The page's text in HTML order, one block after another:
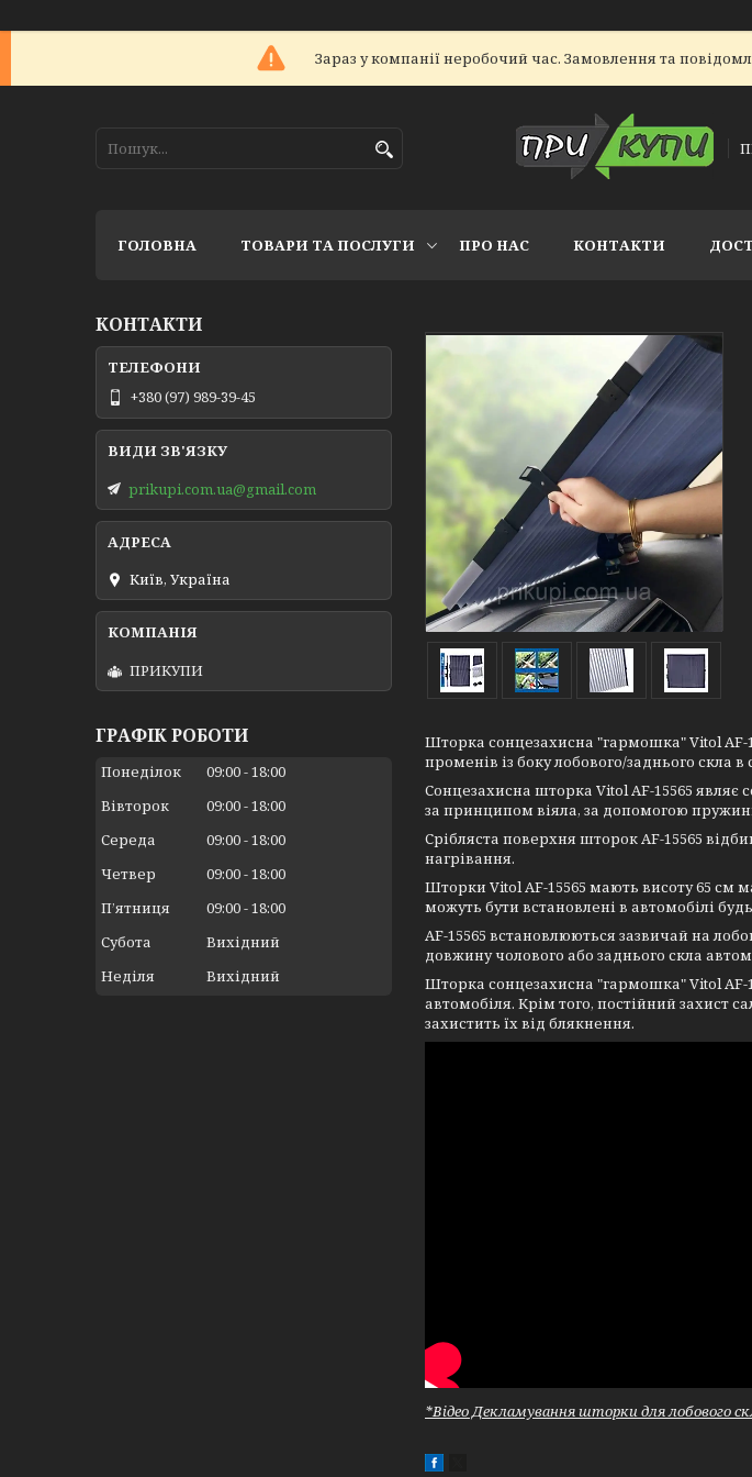
Зараз у компанії неробочий час. Замовлення та
ГОЛОВНА ТОВАРИ ТА ПОСЛУГИ ПРО НАС КОНТАКТИ
Шторка сонцезахисна "гармошка" Vitol AF-
променів із боку лобового/заднього скла
Сонцезахисна шторка Vitol AF-15565 являє
за принципом віяла, за допомогою
Срібляста поверхня шторок AF-15565
нагрівання.
Шторки Vitol AF-15565 мають висоту 65 см
можуть бути встановлені в автомобілі
AF-15565 встановлюються зазвичай на
довжину чолового або заднього скла
Шторка сонцезахисна "гармошка" Vitol AF-
автомобіля. Крім того, постійний захист
захистить їх від блякнення.
*Відео Декламування шторки для лобового
КОНТАКТИ
+380 (97) 989-39-45
prikupi.com.ua@gmail.com
Київ, Україна
ПРИКУПИ
ГРАФІК РОБОТИ
Понеділок 09:00 18:00
Вівторок
09:00 18:00
Середа
09:00 18:00
Четвер
09:00 18:00
Пʼятниця
09:00 18:00
Субота
Вихідний
Неділя
Вихідний